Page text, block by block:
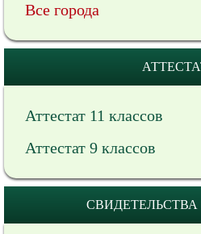
Все города
Аттестат 11 классов
Аттестат 9 классов